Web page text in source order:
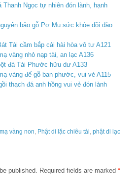
Ngọc tự nhiên đón lành, hạnh
bảo gỗ Pơ Mu sức khỏe dồi dào
Tài cầm bắp cải hài hòa vô tư A121
vàng nhỏ nạp tài, an lạc A136
đá Tài Phước hữu dư A133
vàng đế gỗ ban phước, vui vẻ A115
thạch đá anh hồng vui vẻ đón lành
vàng non Phật di lặc chiêu tài phật di lạc
published. Required fields are marked *